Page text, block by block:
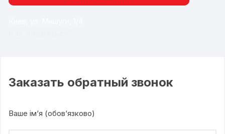
Заказать обратный звонок
Ваше ім‘я (обов‘язково)